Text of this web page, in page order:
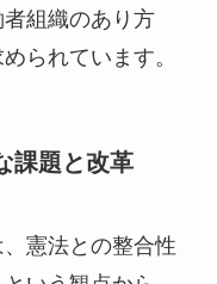
組織のあり方
られています。
課題と改革
憲法との整合性